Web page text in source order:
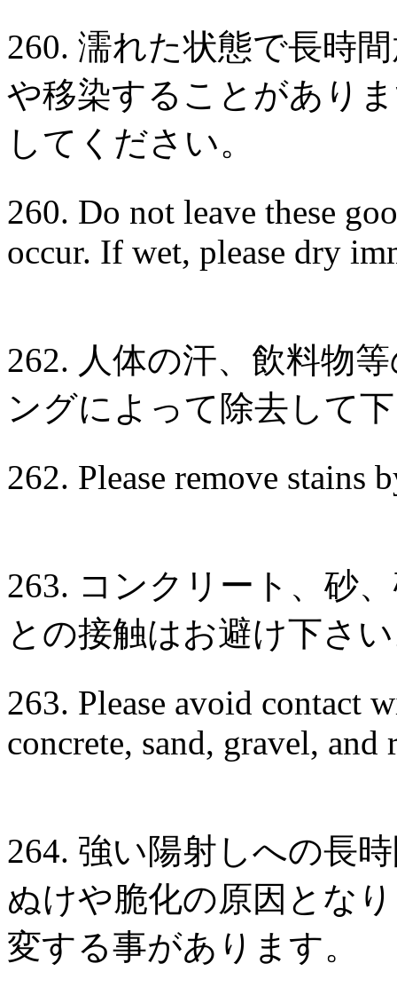
260. 濡れた状態で長時
や移染することがあり
してください。
260. Do not leave these
occur. If wet, please dry
262. 人体の汗、飲料物
ングによって除去して
262. Please remove stains
263. コンクリート、砂
との接触はお避け下さ
263. Please avoid contact
concrete, sand, gravel, and
264. 強い陽射しへの長
ぬけや脆化の原因とな
変する事があります。